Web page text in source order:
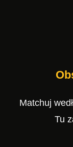
Matchuj
Tu